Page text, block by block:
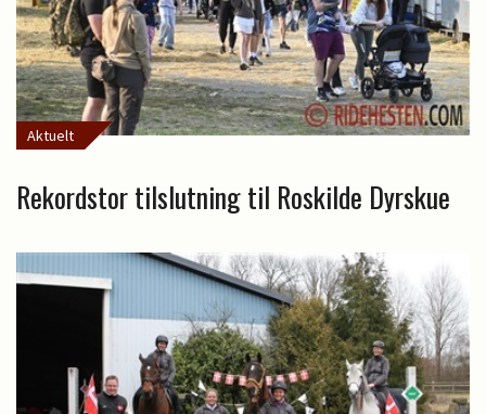
Aktuelt
Rekordstor tilslutning til Roskilde Dyrskue